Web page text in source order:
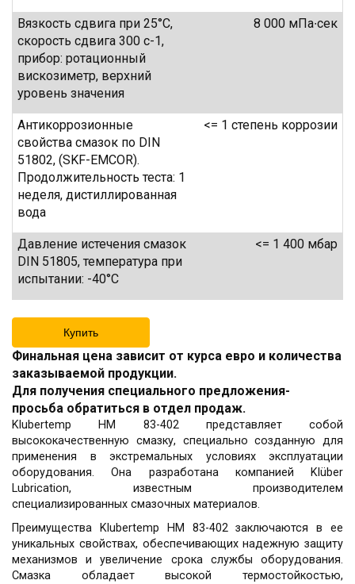
Вязкость сдвига при 25°C,
скорость сдвига 300 с-1,
прибор: ротационный
вискозиметр, верхний
уровень значения
8 000 мПа∙сек
Антикоррозионные
свойства смазок по DIN
51802, (SKF-EMCOR).
Продолжительность теста: 1
неделя, дистиллированная
вода
<= 1 степень коррозии
Давление истечения смазок
DIN 51805, температура при
испытании: -40°C
<= 1 400 мбар
Купить
Финальная цена зависит от курса евро и количества
заказываемой продукции.
Для получения специального предложения-
просьба обратиться в отдел продаж.
Klubertemp HM 83-402 представляет собой
высококачественную смазку, специально созданную для
применения в экстремальных условиях эксплуатации
оборудования. Она разработана компанией Klüber
Lubrication, известным производителем
специализированных смазочных материалов.
Преимущества Klubertemp HM 83-402 заключаются в ее
уникальных свойствах, обеспечивающих надежную защиту
механизмов и увеличение срока службы оборудования.
Смазка обладает высокой термостойкостью,